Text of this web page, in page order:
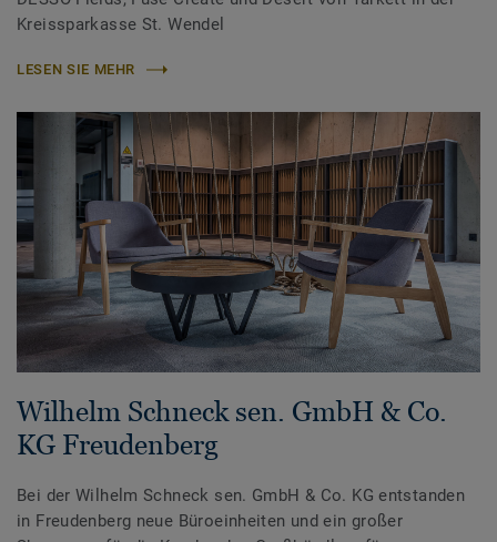
Kreissparkasse St. Wendel
LESEN SIE MEHR
Wilhelm Schneck sen. GmbH & Co.
KG Freudenberg
Bei der Wilhelm Schneck sen. GmbH & Co. KG entstanden
in Freudenberg neue Büroeinheiten und ein großer